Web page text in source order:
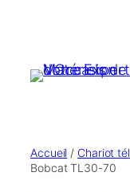
Accueil / Chariot
Bobcat TL30-70